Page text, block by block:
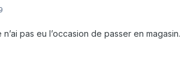
pas eu l’occasion de passer en